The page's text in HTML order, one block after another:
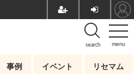
menu
search
事例 イベント リセマム